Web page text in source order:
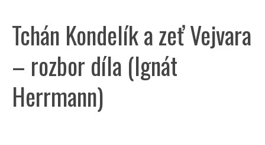
Tchán Kondelík a zeť Vejvara
– rozbor díla (Ignát
Herrmann)